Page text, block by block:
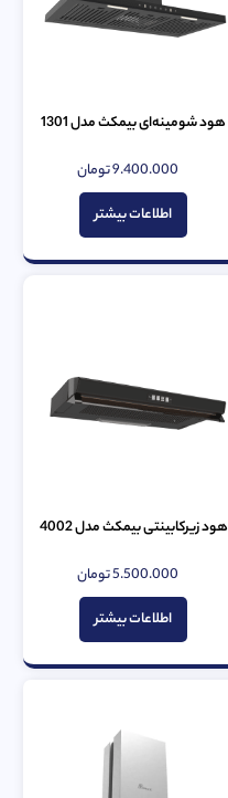
هود شومینه‌ای بیمکث مدل 1301
امتیاز
0
از
5
9.400.000تومان
اطلاعات بیشتر
هود زیرکابینتی بیمکث مدل 4002
امتیاز
0
از
5
5.500.000تومان
اطلاعات بیشتر